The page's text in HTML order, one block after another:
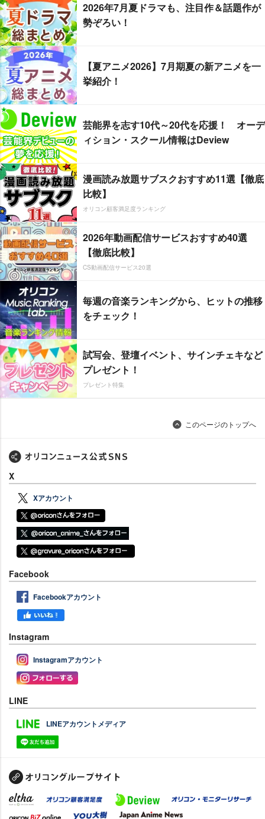
2026年7月夏ドラマも、注目作＆話題作が
勢ぞろい！
【夏アニメ2026】7月期夏の新アニメを一
挙紹介！
芸能界を志す10代～20代を応援！ オーデ
ィション・スクール情報はDeview
漫画読み放題サブスクおすすめ11選【徹底
比較】
オリコン顧客満足度ランキング
2026年動画配信サービスおすすめ40選
【徹底比較】
CS動画配信サービス20選
毎週の音楽ランキングから、ヒットの推移
をチェック！
試写会、登壇イベント、サインチェキなど
プレゼント！
プレゼント特集
このページのトップへ
X
Xアカウント
Facebook
Facebookアカウント
Instagram
Instagramアカウント
LINE
LINEアカウントメディア